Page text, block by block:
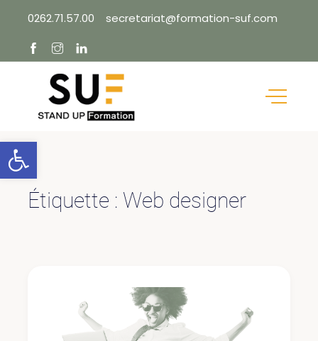
content
0262.71.57.00 secretariat@formation-suf.com
Étiquette : Web designer
Ouvrir la barre d’outils